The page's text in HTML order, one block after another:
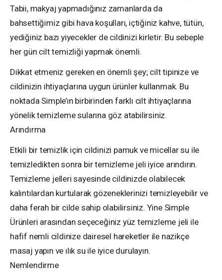
Tabii, makyaj yapmadığınız zamanlarda da
bahsettiğimiz gibi hava koşulları, içtiğiniz kahve, tütün,
yediğiniz bazı yiyecekler de cildinizi kirletir. Bu sebeple
her gün cilt temizliği yapmak önemli.
Dikkat etmeniz gereken en önemli şey; cilt tipinize ve
cildinizin ihtiyaçlarına uygun ürünler kullanmak. Bu
noktada Simple’ın birbirinden farklı cilt ihtiyaçlarına
yönelik temizleme sularına göz atabilirsiniz.
Arındırma
Etkili bir temizlik için cildinizi pamuk ve micellar su ile
temizledikten sonra bir temizleme jeli iyice arındırın.
Temizleme jelleri sayesinde cildinizde olabilecek
kalıntılardan kurtularak gözeneklerinizi temizleyebilir ve
daha ferah bir cilde sahip olabilirsiniz. Yine Simple
Ürünleri arasından seçeceğiniz yüz temizleme jeli ile
hafif nemli cildinize dairesel hareketler ile nazikçe
masaj yapın ve ılık su ile iyice durulayın.
Nemlendirme